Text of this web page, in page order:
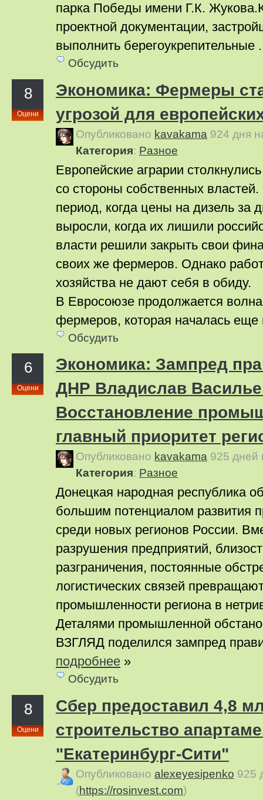
парка Победы имени Г.К.
проектной документации,
выполнить берегоукрепительные
Обсудить
8
Оцени
Экономика: Фермеры
угрозой для
Опубликовано kavakama 924 дня
Категория: Pазное
Европейские аграрии
со стороны собственных
период, когда цены на дизель за
выросли, когда их лишили
власти решили закрыть свои
своих же фермеров. Однако
хозяйства не дают себя в обиду.
В Евросоюзе продолжается волна
фермеров, которая началась
Обсудить
6
Оцени
Экономика: Зампред
ДНР Владислав
Восстановление
главный приоритет
Опубликовано kavakama 925 дней
Категория: Pазное
Донецкая народная республика
большим потенциалом развития
среди новых регионов России.
разрушения предприятий,
разграничения, постоянные
логистических связей
промышленности региона в
Деталями промышленной
ВЗГЛЯД поделился зампред
подробнее »
Обсудить
8
Оцени
Сбер предоставил 4,8
строительство
"Екатеринбург-Сити"
Опубликовано alexeyesipenko 925
(https://rosinvest.com)